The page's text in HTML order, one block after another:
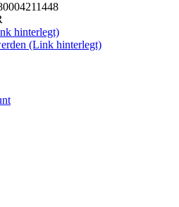
hinterlegt)
(Link hinterlegt)